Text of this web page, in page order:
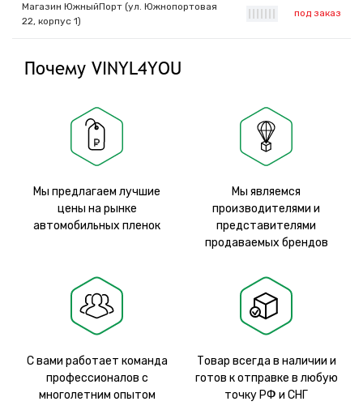
Магазин ЮжныйПорт (ул. Южнопортовая
22, корпус 1)
под заказ
Почему VINYL4YOU
Мы предлагаем лучшие
цены на рынке
автомобильных пленок
Мы являемся
производителями и
представителями
продаваемых брендов
С вами работает команда
профессионалов с
многолетним опытом
Товар всегда в наличии и
готов к отправке в любую
точку РФ и СНГ